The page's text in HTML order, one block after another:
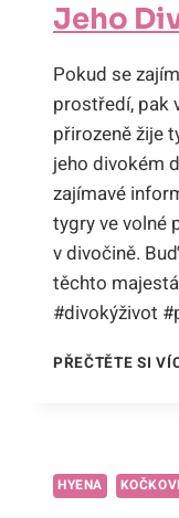
Jeho
Pokud se
prostředí, pak
přirozeně žije
jeho divokém
zajímavé
tygry ve volné
v divočině.
těchto
#divokýživot
PŘEČTĚTE SI
HYENA